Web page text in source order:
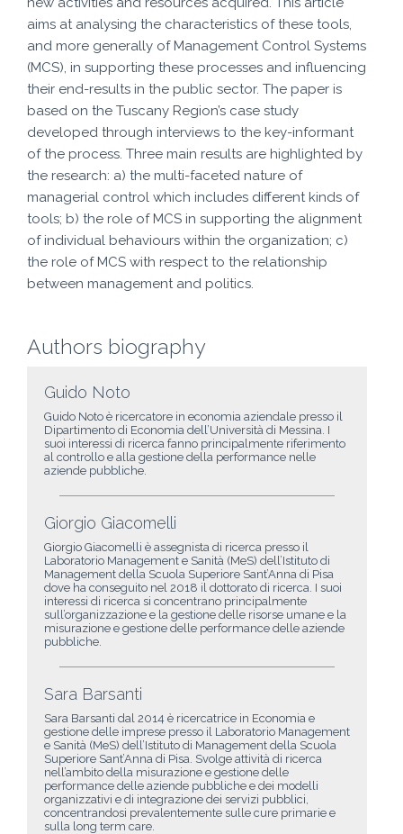
aims at analysing the characteristics of these tools,
and more generally of Management Control Systems
(MCS), in supporting these processes and influencing
their end-results in the public sector. The paper is
based on the Tuscany Region’s case study
developed through interviews to the key-informant
of the process. Three main results are highlighted by
the research: a) the multi-faceted nature of
managerial control which includes different kinds of
tools; b) the role of MCS in supporting the alignment
of individual behaviours within the organization; c)
the role of MCS with respect to the relationship
between management and politics.
Authors biography
Guido Noto
Guido Noto è ricercatore in economia aziendale presso il
Dipartimento di Economia dell’Università di Messina. I
suoi interessi di ricerca fanno principalmente riferimento
al controllo e alla gestione della performance nelle
aziende pubbliche.
Giorgio Giacomelli
Giorgio Giacomelli è assegnista di ricerca presso il
Laboratorio Management e Sanità (MeS) dell’Istituto di
Management della Scuola Superiore Sant’Anna di Pisa
dove ha conseguito nel 2018 il dottorato di ricerca. I suoi
interessi di ricerca si concentrano principalmente
sull’organizzazione e la gestione delle risorse umane e la
misurazione e gestione delle performance delle aziende
pubbliche.
Sara Barsanti
Sara Barsanti dal 2014 è ricercatrice in Economia e
gestione delle imprese presso il Laboratorio Management
e Sanità (MeS) dell’Istituto di Management della Scuola
Superiore Sant’Anna di Pisa. Svolge attività di ricerca
nell’ambito della misurazione e gestione delle
performance delle aziende pubbliche e dei modelli
organizzativi e di integrazione dei servizi pubblici,
concentrandosi prevalentemente sulle cure primarie e
sulla long term care.